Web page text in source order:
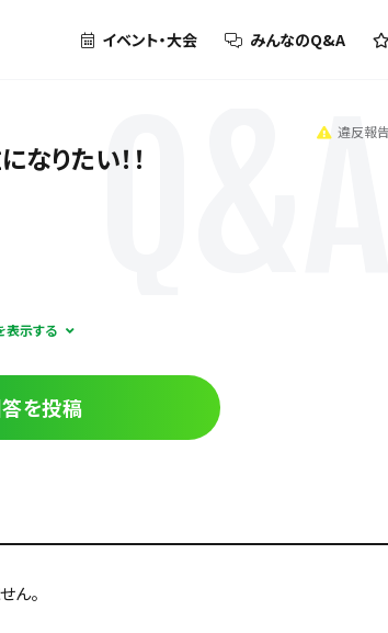
イベント・大会 みんなのQ&A
違反報
りたい！！
さくて、体力が持たない男子生徒ばかりです
いたので、かなりショックでした…
を投稿
ん。